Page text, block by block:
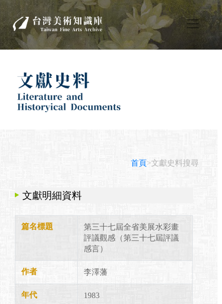
首頁>文獻史料搜尋
文獻明細資料
篇名標題
第三十七屆全省美展水彩畫
評議觀感（第三十七屆評議
感言）
作者 李澤藩
年代 1983